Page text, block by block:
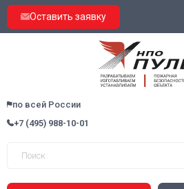
Оставить заявку
по всей России
+7 (495) 988-10-01